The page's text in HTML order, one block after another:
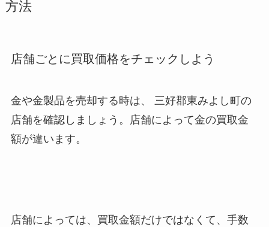
方法
店舗ごとに買取価格をチェックしよう
金や金製品を売却する時は、 三好郡東みよし町の
店舗を確認しましょう。店舗によって金の買取金
額が違います。
店舗によっては、買取金額だけではなくて、手数